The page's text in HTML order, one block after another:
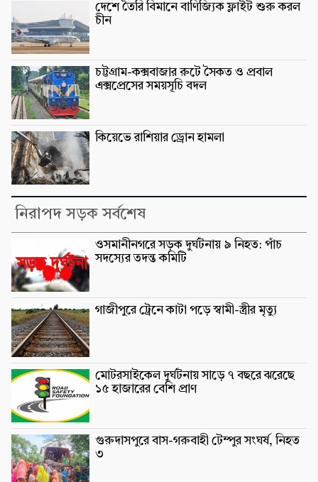
দেশে তৈরি বিমানে বাণিজ্যিক ফ্লাইট শুরু করল
চীন
চট্টগ্রাম-কক্সবাজার রুটে সৈকত ও প্রবাল
এক্সপ্রেসের সময়সূচি বদল
কিয়েভে রাশিয়ার ড্রোন হামলা
নিরাপদ সড়ক সর্বশেষ
ওসমানীনগরে সড়ক দুর্ঘটনায় ৯ নিহত: পাঁচ
সদস্যের তদন্ত কমিটি
গাজীপুরে ট্রেনে কাটা পড়ে স্বামী-স্ত্রীর মৃত্যু
মোটরসাইকেল দুর্ঘটনায় সাড়ে ৭ বছরে ঝরেছে
১৫ হাজারের বেশি প্রাণ
গুরুদাসপুরে বাস-গরুবাহী টেম্পুর সংঘর্ষ, নিহত
৩